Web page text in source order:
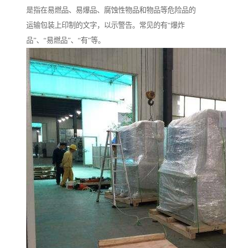
是指在易燃品、易爆品、腐蚀性物品和物品等危险品的
运输包装上印制的文字，以示警告。常见的有“爆炸
品”、“易燃品”、“有”等。